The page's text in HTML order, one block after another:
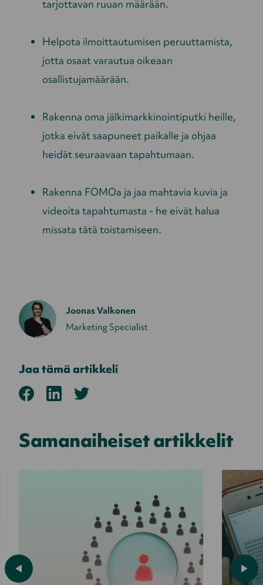
tarjottavan ruuan määrään.
Helpota ilmoittautumisen peruuttamista,
jotta osaat varautua oikeaan
osallistujamäärään.
Rakenna oma jälkimarkkinointiputki heille,
jotka eivät saapuneet paikalle ja ohjaa
heidät seuraavaan tapahtumaan.
Rakenna FOMOa ja jaa mahtavia kuvia ja
videoita tapahtumasta - he eivät halua
missata tätä toistamiseen.
Joonas Valkonen
Marketing Specialist
Jaa tämä artikkeli
Samanaiheiset artikkelit